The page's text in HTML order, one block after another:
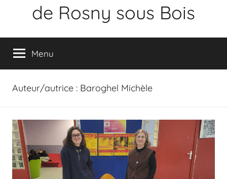
de Rosny sous Bois
Menu
Auteur/autrice : Baroghel Michèle